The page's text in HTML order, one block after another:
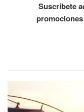
Suscríbete